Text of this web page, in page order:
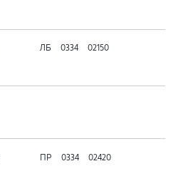
ЛБ 0334 02150
ПР 0334 02420